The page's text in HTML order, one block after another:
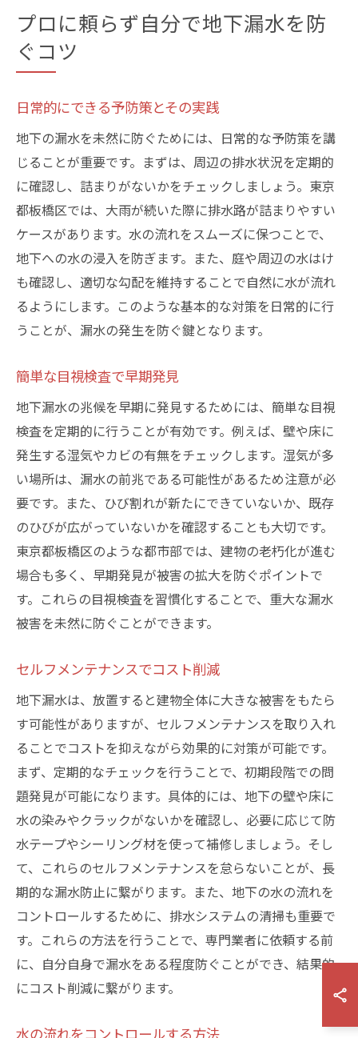
プロに頼らず自分で地下漏水を防
ぐコツ
日常的にできる予防策とその実践
地下の漏水を未然に防ぐためには、日常的な予防策を講
じることが重要です。まずは、周辺の排水状況を定期的
に確認し、詰まりがないかをチェックしましょう。東京
都板橋区では、大雨が続いた際に排水路が詰まりやすい
ケースがあります。水の流れをスムーズに保つことで、
地下への水の浸入を防ぎます。また、庭や周辺の水はけ
も確認し、適切な勾配を維持することで自然に水が流れ
るようにします。このような基本的な対策を日常的に行
うことが、漏水の発生を防ぐ鍵となります。
簡単な目視検査で早期発見
地下漏水の兆候を早期に発見するためには、簡単な目視
検査を定期的に行うことが有効です。例えば、壁や床に
発生する湿気やカビの有無をチェックします。湿気が多
い場所は、漏水の前兆である可能性があるため注意が必
要です。また、ひび割れが新たにできていないか、既存
のひびが広がっていないかを確認することも大切です。
東京都板橋区のような都市部では、建物の老朽化が進む
場合も多く、早期発見が被害の拡大を防ぐポイントで
す。これらの目視検査を習慣化することで、重大な漏水
被害を未然に防ぐことができます。
セルフメンテナンスでコスト削減
地下漏水は、放置すると建物全体に大きな被害をもたら
す可能性がありますが、セルフメンテナンスを取り入れ
ることでコストを抑えながら効果的に対策が可能です。
まず、定期的なチェックを行うことで、初期段階での問
題発見が可能になります。具体的には、地下の壁や床に
水の染みやクラックがないかを確認し、必要に応じて防
水テープやシーリング材を使って補修しましょう。そし
て、これらのセルフメンテナンスを怠らないことが、長
期的な漏水防止に繋がります。また、地下の水の流れを
コントロールするために、排水システムの清掃も重要で
す。これらの方法を行うことで、専門業者に依頼する前
に、自分自身で漏水をある程度防ぐことができ、結果的
にコスト削減に繋がります。
水の流れをコントロールする方法